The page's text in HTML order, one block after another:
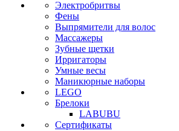
Электробритвы
Фены
Выпрямители для волос
Массажеры
Зубные щетки
Ирригаторы
Умные весы
Маникюрные наборы
LEGO
Брелоки
LABUBU
Сертификаты